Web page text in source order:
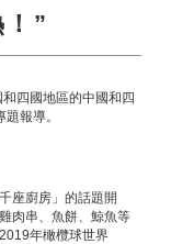
”
四國地區的中國和四
報導。
座廚房」的話題開
肉串、魚餅、鯨魚等
年橄欖球世界